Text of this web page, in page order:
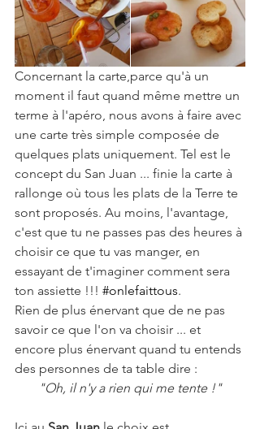
Concernant la carte,parce qu'à un
moment il faut quand même mettre un
terme à l'apéro, nous avons à faire avec
une carte très simple composée de
quelques plats uniquement. Tel est le
concept du San Juan ... finie la carte à
rallonge où tous les plats de la Terre te
sont proposés. Au moins, l'avantage,
c'est que tu ne passes pas des heures à
choisir ce que tu vas manger, en
essayant de t'imaginer comment sera
ton assiette !!! #onlefaittous.
Rien de plus énervant que de ne pas
savoir ce que l'on va choisir ... et
encore plus énervant quand tu entends
des personnes de ta table dire :
"Oh, il n'y a rien qui me tente !"